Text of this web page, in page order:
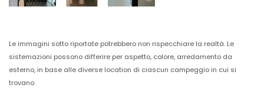
Le immagini sotto riportate potrebbero non rispecchiare la realtà. Le
sistemazioni possono differire per aspetto, colore, arredamento da
esterno, in base alle diverse location di ciascun campeggio in cui si
trovano.